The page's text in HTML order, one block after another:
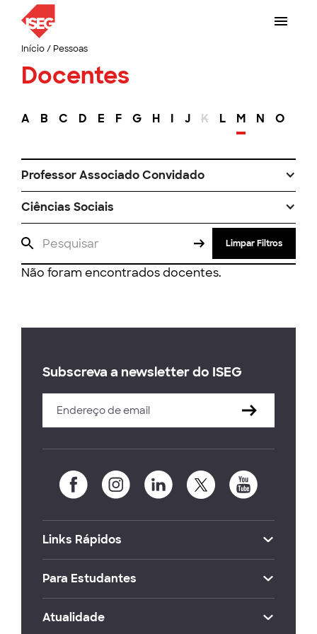
Início/ Pessoas
Docentes
A B C D E F G H I J K L M N O
Professor Associado Convidado
Ciências Sociais
Limpar Filtros
Não foram encontrados docentes.
Subscreva a newsletter do ISEG
Links Rápidos
Para Estudantes
Atualidade